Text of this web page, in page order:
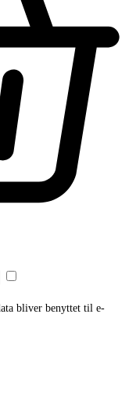
bliver benyttet til e-